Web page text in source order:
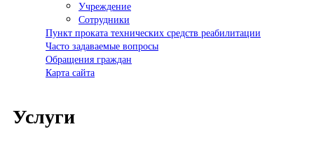
Учреждение
Сотрудники
Пункт проката технических средств реабилитации
Часто задаваемые вопросы
Обращения граждан
Карта сайта
Услуги